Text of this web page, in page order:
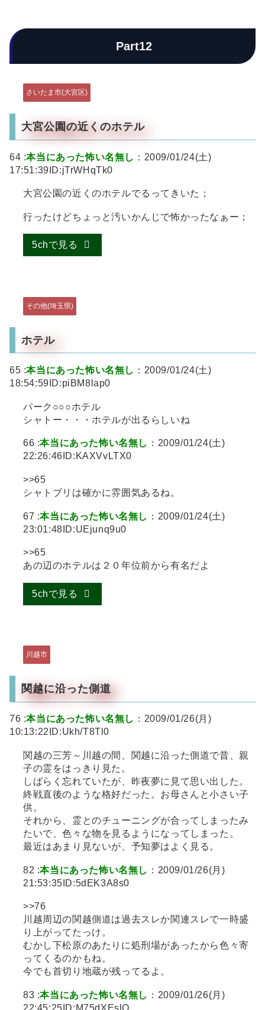
Part12
さいたま市(大宮区)
大宮公園の近くのホテル
64 :本当にあった怖い名無し ：2009/01/24(土)
17:51:39ID:jTrWHqTk0
大宮公園の近くのホテルでるってきいた；
行ったけどちょっと汚いかんじで怖かったなぁー；
5chで見る
その他(埼玉県)
ホテル
65 :本当にあった怖い名無し ：2009/01/24(土)
18:54:59ID:piBM8lap0
パーク○○○ホテル
シャトー・・・ホテルが出るらしいね
66 :本当にあった怖い名無し ：2009/01/24(土)
22:26:46ID:KAXVvLTX0
>>65
シャトブリは確かに雰囲気あるね。
67 :本当にあった怖い名無し ：2009/01/24(土)
23:01:48ID:UEjunq9u0
>>65
あの辺のホテルは２０年位前から有名だよ
5chで見る
川越市
関越に沿った側道
76 :本当にあった怖い名無し ：2009/01/26(月)
10:13:22ID:Ukh/T8Tl0
関越の三芳～川越の間、関越に沿った側道で昔、親
子の霊をはっきり見た。
しばらく忘れていたが、昨夜夢に見て思い出した。
終戦直後のような格好だった。お母さんと小さい子
供。
それから、霊とのチューニングが合ってしまったみ
たいで、色々な物を見るようになってしまった。
最近はあまり見ないが、予知夢はよく見る。
82 :本当にあった怖い名無し ：2009/01/26(月)
21:53:35ID:5dEK3A8s0
>>76
川越周辺の関越側道は過去スレか関連スレで一時盛
り上がってたっけ。
むかし下松原のあたりに処刑場があったから色々寄
ってくるのかもね。
今でも首切り地蔵が残ってるよ。
83 :本当にあった怖い名無し ：2009/01/26(月)
22:45:25ID:M75dXEslO